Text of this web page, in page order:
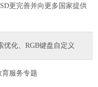
更完善并向更多国家提供
优化、RGB键盘自定义
服务专题